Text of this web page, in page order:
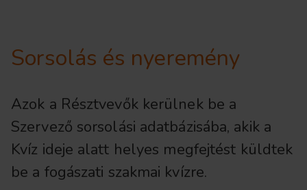
Sorsolás és nyeremény
Azok a Résztvevők kerülnek be a
Szervező sorsolási adatbázisába, akik a
Kvíz ideje alatt helyes megfejtést küldtek
be a fogászati szakmai kvízre.